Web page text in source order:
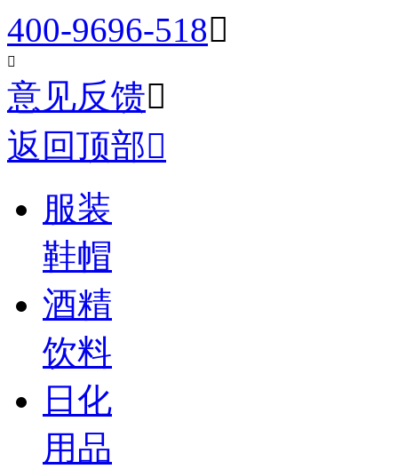
400-9696-518

意见反馈
返回顶部
服装
鞋帽
酒精
饮料
日化
用品